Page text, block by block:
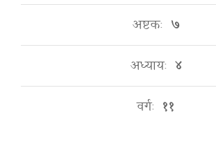
अष्टकः ७
अध्यायः ४
वर्गः ११